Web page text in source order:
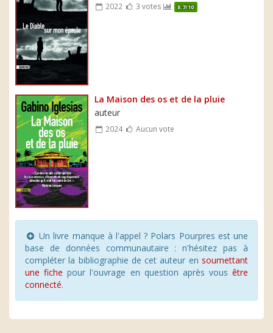
2022 3 votes 8.7/10
La Maison des os et de la pluie
auteur
2024 Aucun vote
Un livre manque à l'appel ? Polars Pourpres est une
base de données communautaire : n'hésitez pas à
compléter la bibliographie de cet auteur en soumettant
une fiche pour l'ouvrage en question après vous être
connecté.